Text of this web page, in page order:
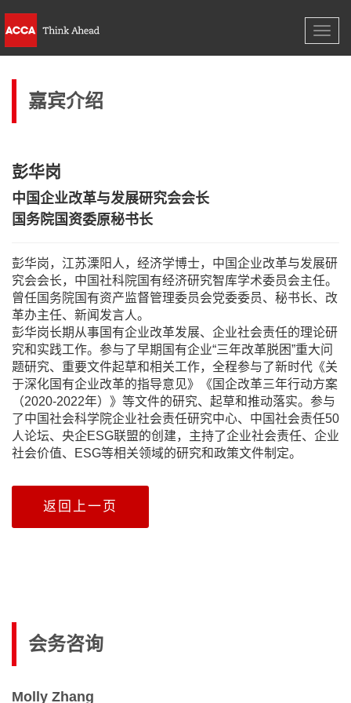
导
导
嘉宾介绍
彭华岗
中国企业改革与发展研究会会长
国务院国资委原秘书长
彭华岗，江苏溧阳人，经济学博士，中国企业改革与发展研
究会会长，中国社科院国有经济研究智库学术委员会主任。
曾任国务院国有资产监督管理委员会党委委员、秘书长、改
革办主任、新闻发言人。
彭华岗长期从事国有企业改革发展、企业社会责任的理论研
究和实践工作。参与了早期国有企业“三年改革脱困”重大问
题研究、重要文件起草和相关工作，全程参与了新时代《关
于深化国有企业改革的指导意见》《国企改革三年行动方案
（2020-2022年）》等文件的研究、起草和推动落实。参与
了中国社会科学院企业社会责任研究中心、中国社会责任50
人论坛、央企ESG联盟的创建，主持了企业社会责任、企业
社会价值、ESG等相关领域的研究和政策文件制定。
返回上一页
会务咨询
Molly Zhang